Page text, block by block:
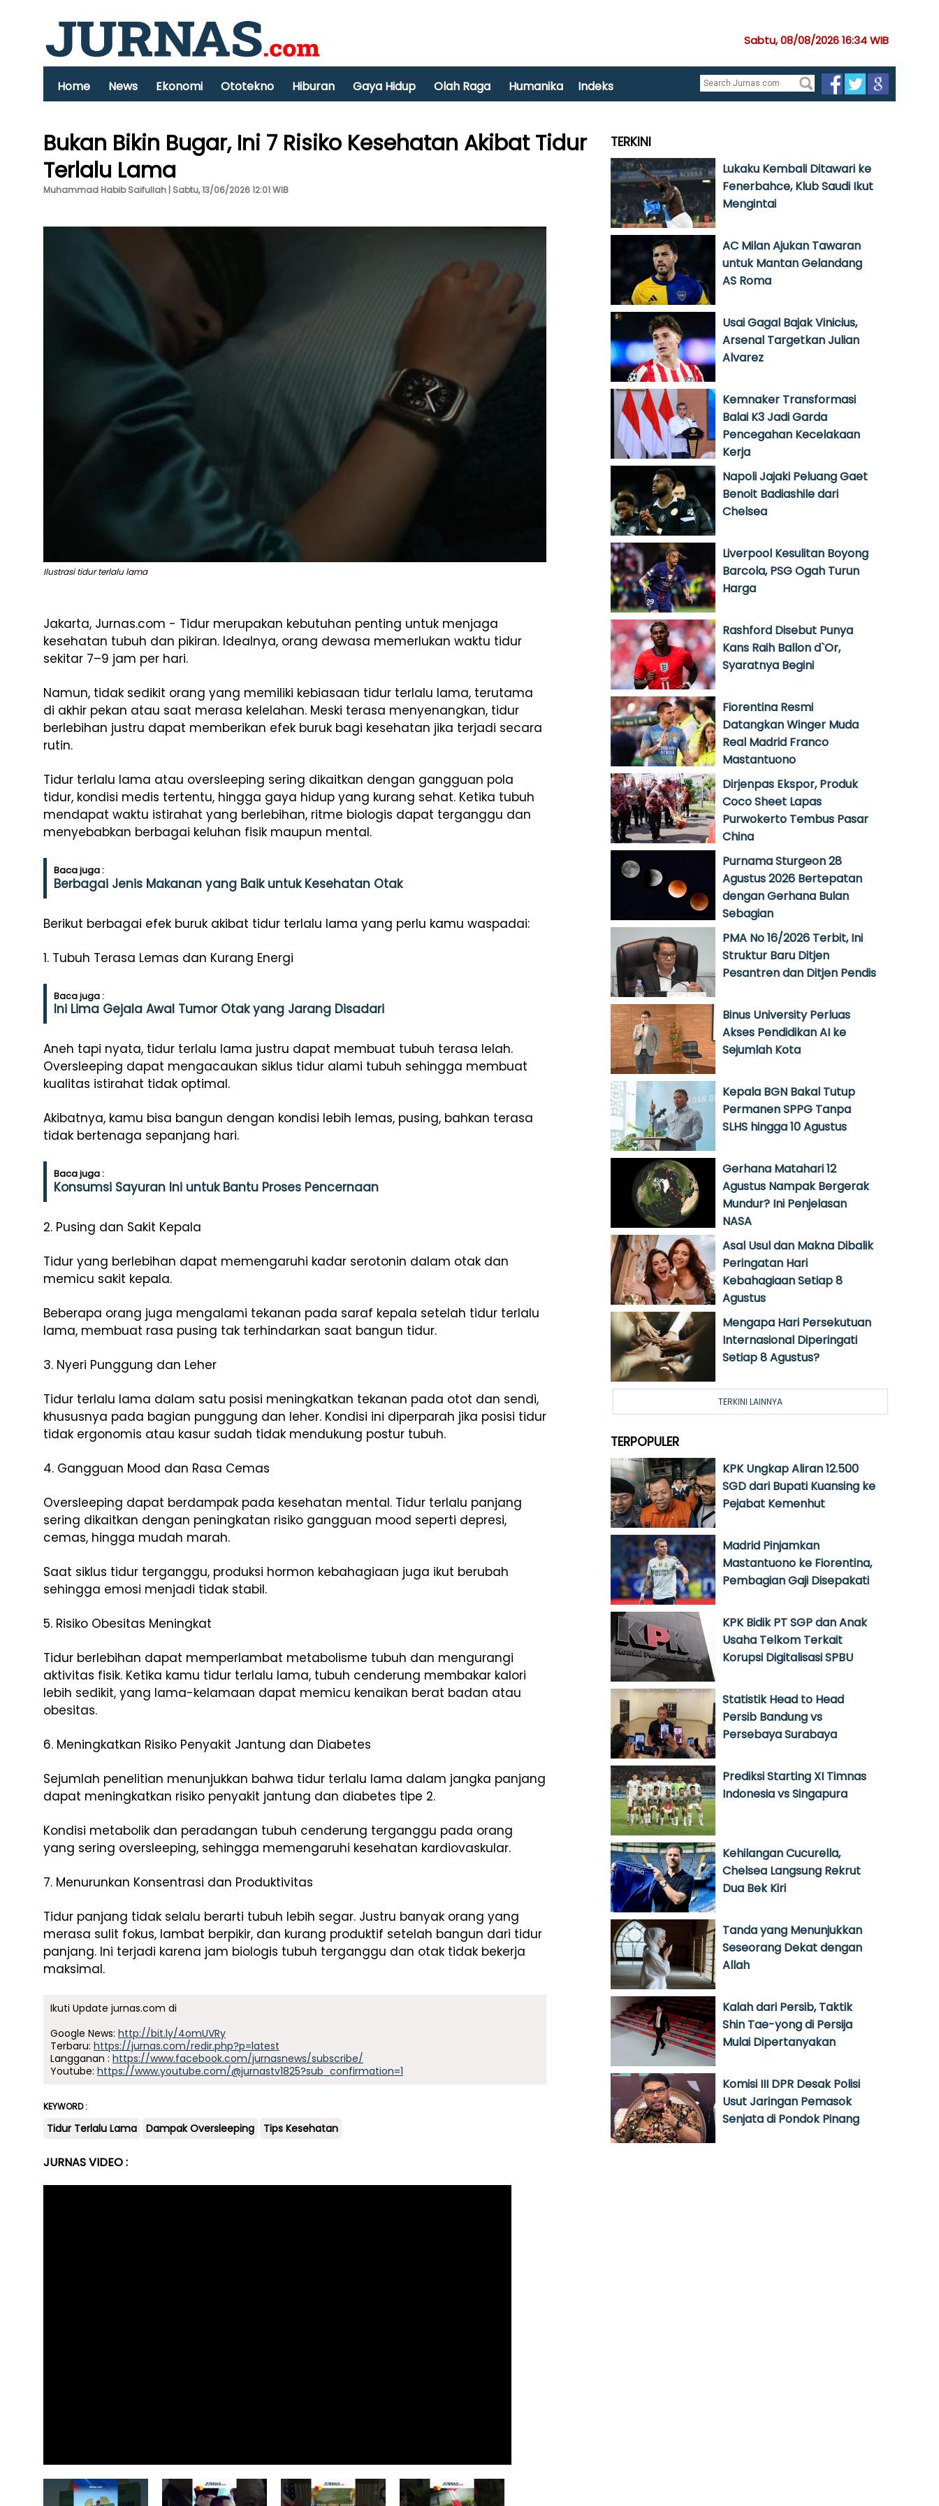
Sabtu, 08/08/2026 16:34 WIB
Home News Ekonomi Ototekno Hiburan Gaya Hidup Olah Raga Humanika Indeks
Bukan Bikin Bugar, Ini 7 Risiko Kesehatan Akibat Tidur
Terlalu Lama
Muhammad Habib Saifullah | Sabtu, 13/06/2026 12:01 WIB
Ilustrasi tidur terlalu lama
Jakarta, Jurnas.com - Tidur merupakan kebutuhan penting untuk menjaga
kesehatan tubuh dan pikiran. Idealnya, orang dewasa memerlukan waktu tidur
sekitar 7–9 jam per hari.
Namun, tidak sedikit orang yang memiliki kebiasaan tidur terlalu lama, terutama
di akhir pekan atau saat merasa kelelahan. Meski terasa menyenangkan, tidur
berlebihan justru dapat memberikan efek buruk bagi kesehatan jika terjadi secara
rutin.
Tidur terlalu lama atau oversleeping sering dikaitkan dengan gangguan pola
tidur, kondisi medis tertentu, hingga gaya hidup yang kurang sehat. Ketika tubuh
mendapat waktu istirahat yang berlebihan, ritme biologis dapat terganggu dan
menyebabkan berbagai keluhan fisik maupun mental.
Baca juga :
Berbagai Jenis Makanan yang Baik untuk Kesehatan Otak
Berikut berbagai efek buruk akibat tidur terlalu lama yang perlu kamu waspadai:
1. Tubuh Terasa Lemas dan Kurang Energi
Baca juga :
Ini Lima Gejala Awal Tumor Otak yang Jarang Disadari
Aneh tapi nyata, tidur terlalu lama justru dapat membuat tubuh terasa lelah.
Oversleeping dapat mengacaukan siklus tidur alami tubuh sehingga membuat
kualitas istirahat tidak optimal.
Akibatnya, kamu bisa bangun dengan kondisi lebih lemas, pusing, bahkan terasa
tidak bertenaga sepanjang hari.
Baca juga :
Konsumsi Sayuran Ini untuk Bantu Proses Pencernaan
2. Pusing dan Sakit Kepala
Tidur yang berlebihan dapat memengaruhi kadar serotonin dalam otak dan
memicu sakit kepala.
Beberapa orang juga mengalami tekanan pada saraf kepala setelah tidur terlalu
lama, membuat rasa pusing tak terhindarkan saat bangun tidur.
3. Nyeri Punggung dan Leher
Tidur terlalu lama dalam satu posisi meningkatkan tekanan pada otot dan sendi,
khususnya pada bagian punggung dan leher. Kondisi ini diperparah jika posisi tidur
tidak ergonomis atau kasur sudah tidak mendukung postur tubuh.
4. Gangguan Mood dan Rasa Cemas
Oversleeping dapat berdampak pada kesehatan mental. Tidur terlalu panjang
sering dikaitkan dengan peningkatan risiko gangguan mood seperti depresi,
cemas, hingga mudah marah.
Saat siklus tidur terganggu, produksi hormon kebahagiaan juga ikut berubah
sehingga emosi menjadi tidak stabil.
5. Risiko Obesitas Meningkat
Tidur berlebihan dapat memperlambat metabolisme tubuh dan mengurangi
aktivitas fisik. Ketika kamu tidur terlalu lama, tubuh cenderung membakar kalori
lebih sedikit, yang lama-kelamaan dapat memicu kenaikan berat badan atau
obesitas.
6. Meningkatkan Risiko Penyakit Jantung dan Diabetes
Sejumlah penelitian menunjukkan bahwa tidur terlalu lama dalam jangka panjang
dapat meningkatkan risiko penyakit jantung dan diabetes tipe 2.
Kondisi metabolik dan peradangan tubuh cenderung terganggu pada orang
yang sering oversleeping, sehingga memengaruhi kesehatan kardiovaskular.
7. Menurunkan Konsentrasi dan Produktivitas
Tidur panjang tidak selalu berarti tubuh lebih segar. Justru banyak orang yang
merasa sulit fokus, lambat berpikir, dan kurang produktif setelah bangun dari tidur
panjang. Ini terjadi karena jam biologis tubuh terganggu dan otak tidak bekerja
maksimal.
Ikuti Update jurnas.com di
Google News: http://bit.ly/4omUVRy
Terbaru: https://jurnas.com/redir.php?p=latest
Langganan : https://www.facebook.com/jurnasnews/subscribe/
Youtube: https://www.youtube.com/@jurnastv1825?sub_confirmation=1
KEYWORD :
Tidur Terlalu Lama Dampak Oversleeping Tips Kesehatan
JURNAS VIDEO :
TERKINI
Lukaku Kembali Ditawari ke
Fenerbahce, Klub Saudi Ikut
Mengintai
AC Milan Ajukan Tawaran
untuk Mantan Gelandang
AS Roma
Usai Gagal Bajak Vinicius,
Arsenal Targetkan Julian
Alvarez
Kemnaker Transformasi
Balai K3 Jadi Garda
Pencegahan Kecelakaan
Kerja
Napoli Jajaki Peluang Gaet
Benoit Badiashile dari
Chelsea
Liverpool Kesulitan Boyong
Barcola, PSG Ogah Turun
Harga
Rashford Disebut Punya
Kans Raih Ballon d`Or,
Syaratnya Begini
Fiorentina Resmi
Datangkan Winger Muda
Real Madrid Franco
Mastantuono
Dirjenpas Ekspor, Produk
Coco Sheet Lapas
Purwokerto Tembus Pasar
China
Purnama Sturgeon 28
Agustus 2026 Bertepatan
dengan Gerhana Bulan
Sebagian
PMA No 16/2026 Terbit, Ini
Struktur Baru Ditjen
Pesantren dan Ditjen Pendis
Binus University Perluas
Akses Pendidikan AI ke
Sejumlah Kota
Kepala BGN Bakal Tutup
Permanen SPPG Tanpa
SLHS hingga 10 Agustus
Gerhana Matahari 12
Agustus Nampak Bergerak
Mundur? Ini Penjelasan
NASA
Asal Usul dan Makna Dibalik
Peringatan Hari
Kebahagiaan Setiap 8
Agustus
Mengapa Hari Persekutuan
Internasional Diperingati
Setiap 8 Agustus?
TERKINI LAINNYA
TERPOPULER
KPK Ungkap Aliran 12.500
SGD dari Bupati Kuansing ke
Pejabat Kemenhut
Madrid Pinjamkan
Mastantuono ke Fiorentina,
Pembagian Gaji Disepakati
KPK Bidik PT SGP dan Anak
Usaha Telkom Terkait
Korupsi Digitalisasi SPBU
Statistik Head to Head
Persib Bandung vs
Persebaya Surabaya
Prediksi Starting XI Timnas
Indonesia vs Singapura
Kehilangan Cucurella,
Chelsea Langsung Rekrut
Dua Bek Kiri
Tanda yang Menunjukkan
Seseorang Dekat dengan
Allah
Kalah dari Persib, Taktik
Shin Tae-yong di Persija
Mulai Dipertanyakan
Komisi III DPR Desak Polisi
Usut Jaringan Pemasok
Senjata di Pondok Pinang